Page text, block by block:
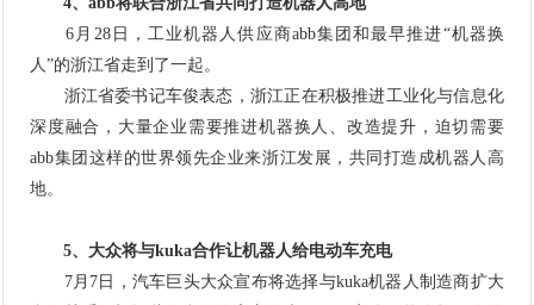
6月28日，工业机器人供应商abb集团和最早推进“机器换
人”的浙江省走到了一起。
浙江省委书记车俊表态，浙江正在积极推进工业化与信息化
深度融合，大量企业需要推进机器换人、改造提升，迫切需要
abb集团这样的世界领先企业来浙江发展，共同打造成机器人高
地。
5、大众将与kuka合作让机器人给电动车充电
7月7日，汽车巨头大众宣布将选择与kuka机器人制造商扩大